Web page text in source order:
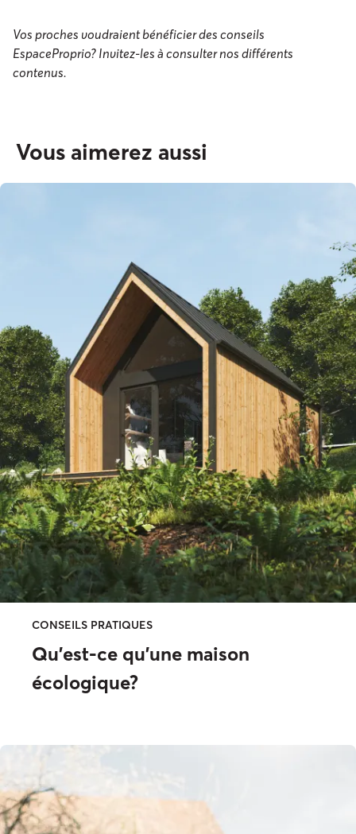
Vos proches voudraient bénéficier des conseils
EspaceProprio? Invitez-les à consulter nos différents
contenus.
Vous aimerez aussi
CONSEILS PRATIQUES
Qu’est-ce qu’une maison
écologique?